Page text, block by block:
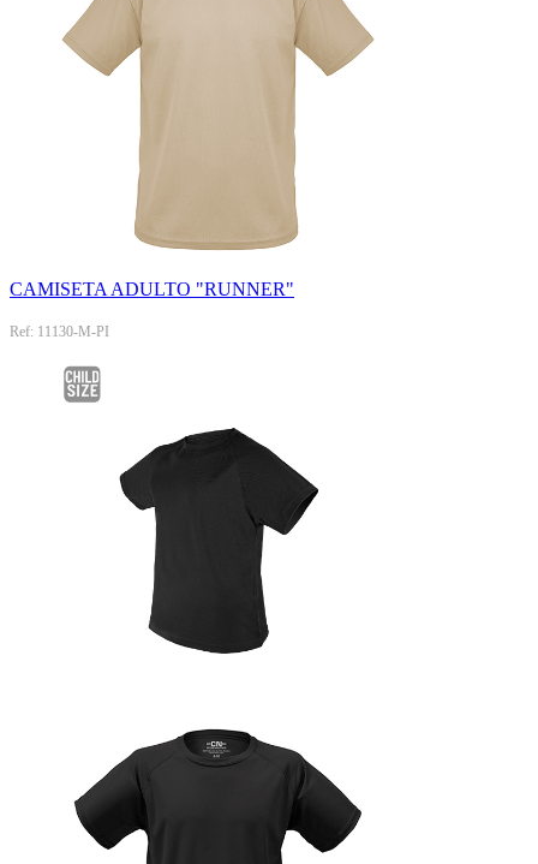
CAMISETA ADULTO "RUNNER"
Ref: 11130-M-PI